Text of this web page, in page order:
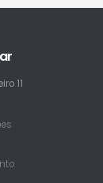
11